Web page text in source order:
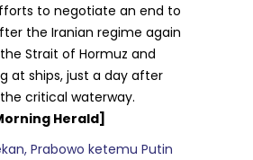
to negotiate an end to
the Iranian regime again
Strait of Hormuz and
at ships, just a day after
critical waterway.
Herald]
Prabowo ketemu Putin